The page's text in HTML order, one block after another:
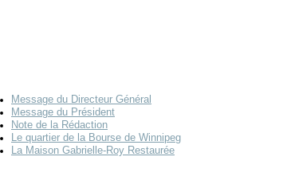
Message du Directeur Général
Message du Président
Note de la Rédaction
Le quartier de la Bourse de Winnipeg
La Maison Gabrielle-Roy Restaurée